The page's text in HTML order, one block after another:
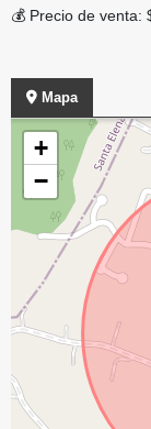
💰 Precio de venta:
Mapa
+
−